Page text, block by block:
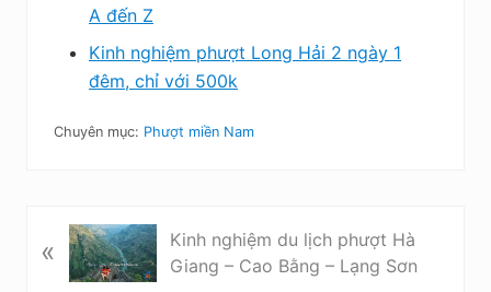
A đến Z
Kinh nghiệm phượt Long Hải 2 ngày 1
đêm, chỉ với 500k
Chuyên mục: Phượt miền Nam
à
«
Kinh nghiệm du lịch phượt Hà
Giang – Cao Bằng – Lạng Sơn